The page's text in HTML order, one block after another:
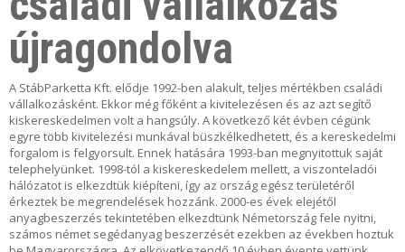
O
O
D
S
A
N
W
O
O
D
S
M
A
újragondolva
A StábParketta Kft. elődje 1992-ben alakult, teljes mértékben családi
vállalkozásként. Ekkor még főként a kivitelezésen és az azt segítő
kiskereskedelmen volt a hangsúly. A következő két évben cégünk
egyre több kivitelezési munkával büszkélkedhetett, és a kereskedelmi
forgalom is felgyorsult. Ennek hatására 1993-ban megnyitottuk saját
telephelyünket. 1998-tól a kiskereskedelem mellett, a viszonteladói
hálózatot is elkezdtük kiépíteni, így az ország egész területéről
érkeztek be megrendelések hozzánk. 2000-es évek elejétől
anyagbeszerzés tekintetében elkezdtünk Németország fele nyitni,
számos német segédanyag beszerzését ezekben az években hoztuk